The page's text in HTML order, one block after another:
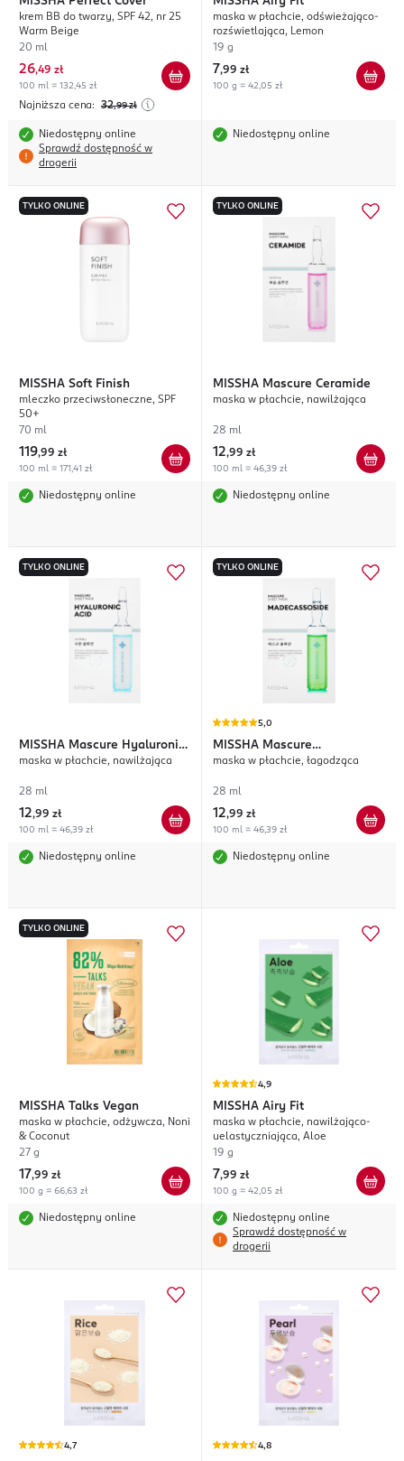
krem BB do twarzy, SPF 42, nr 25
Warm Beige
20 ml
26,49 zł
100 ml = 132,45 zł
Najniższa cena: 32,99 zł
Niedostępny online
Sprawdź dostępność w
drogerii
maska w płachcie, odświeżająco-
rozświetlająca, Lemon
19 g
7,99 zł
100 g = 42,05 zł
Niedostępny online
TYLKO ONLINE
MISSHA Soft Finish
mleczko przeciwsłoneczne, SPF
50+
70 ml
119,99 zł
100 ml = 171,41 zł
Niedostępny online
TYLKO ONLINE
MISSHA Mascure Ceramide
maska w płachcie, nawilżająca
28 ml
12,99 zł
100 ml = 46,39 zł
Niedostępny online
TYLKO ONLINE
MISSHA Mascure Hyaluronic
Acid
maska w płachcie, nawilżająca
28 ml
12,99 zł
100 ml = 46,39 zł
Niedostępny online
TYLKO ONLINE
5,0
MISSHA Mascure
Madecassoside
maska w płachcie, łagodząca
28 ml
12,99 zł
100 ml = 46,39 zł
Niedostępny online
TYLKO ONLINE
MISSHA Talks Vegan
maska w płachcie, odżywcza, Noni
& Coconut
27 g
17,99 zł
100 g = 66,63 zł
Niedostępny online
4,9
MISSHA Airy Fit
maska w płachcie, nawilżająco-
uelastyczniająca, Aloe
19 g
7,99 zł
100 g = 42,05 zł
Niedostępny online
Sprawdź dostępność w
drogerii
4,7 4,8